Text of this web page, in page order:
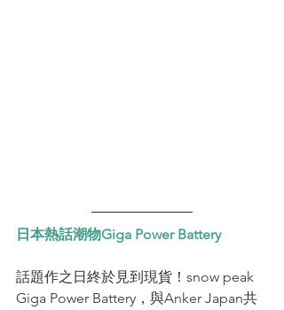
日本熱話潮物Giga Power Battery
話題作之日終於見到現貨！snow peak
Giga Power Battery，與Anker Japan共